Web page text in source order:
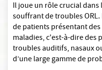
Il joue un rôle crucial
souffrant de troubles
de patients présentant
maladies, c'est-à-dire
troubles auditifs, nasaux
d’une large gamme de